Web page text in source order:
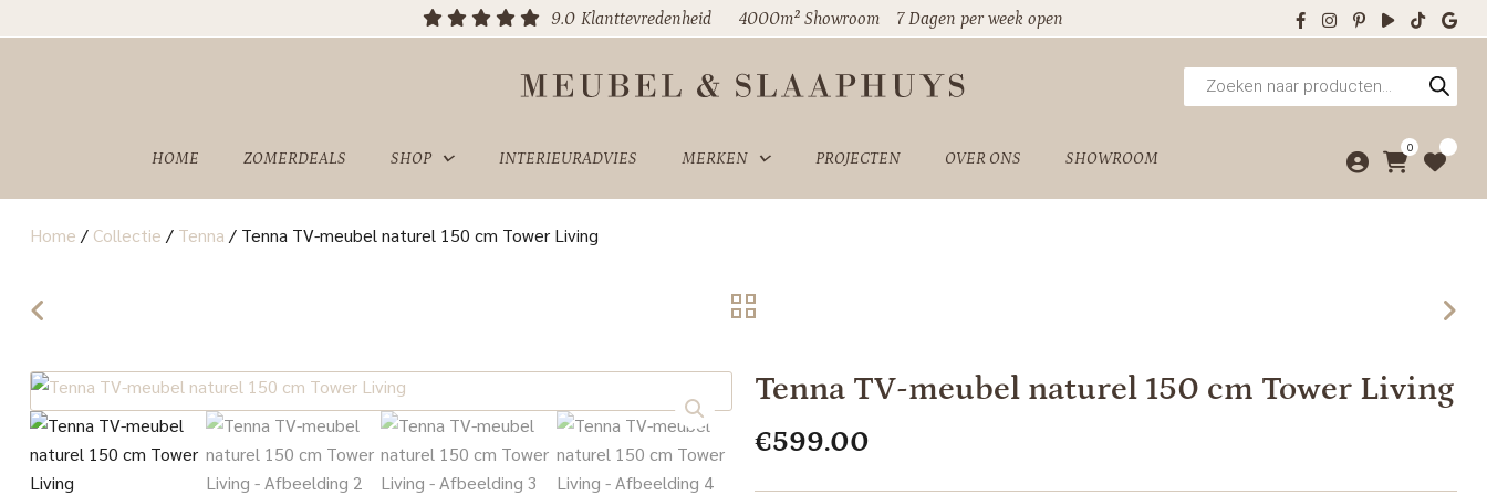
9.0 Klanttevredenheid 4000m² Showroom 7 Dagen per week open
Producten
zoeken
HOME ZOMERDEALS SHOP INTERIEURADVIES MERKEN PROJECTEN OVER ONS SHOWROOM
0
SHOWROOM
Home / Collectie / Tenna / Tenna TV-meubel naturel 150 cm Tower Living
Tenna TV-meubel naturel 150 cm Tower Living
€599.00